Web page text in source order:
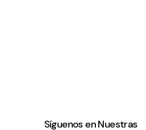
Síguenos en Nuestras